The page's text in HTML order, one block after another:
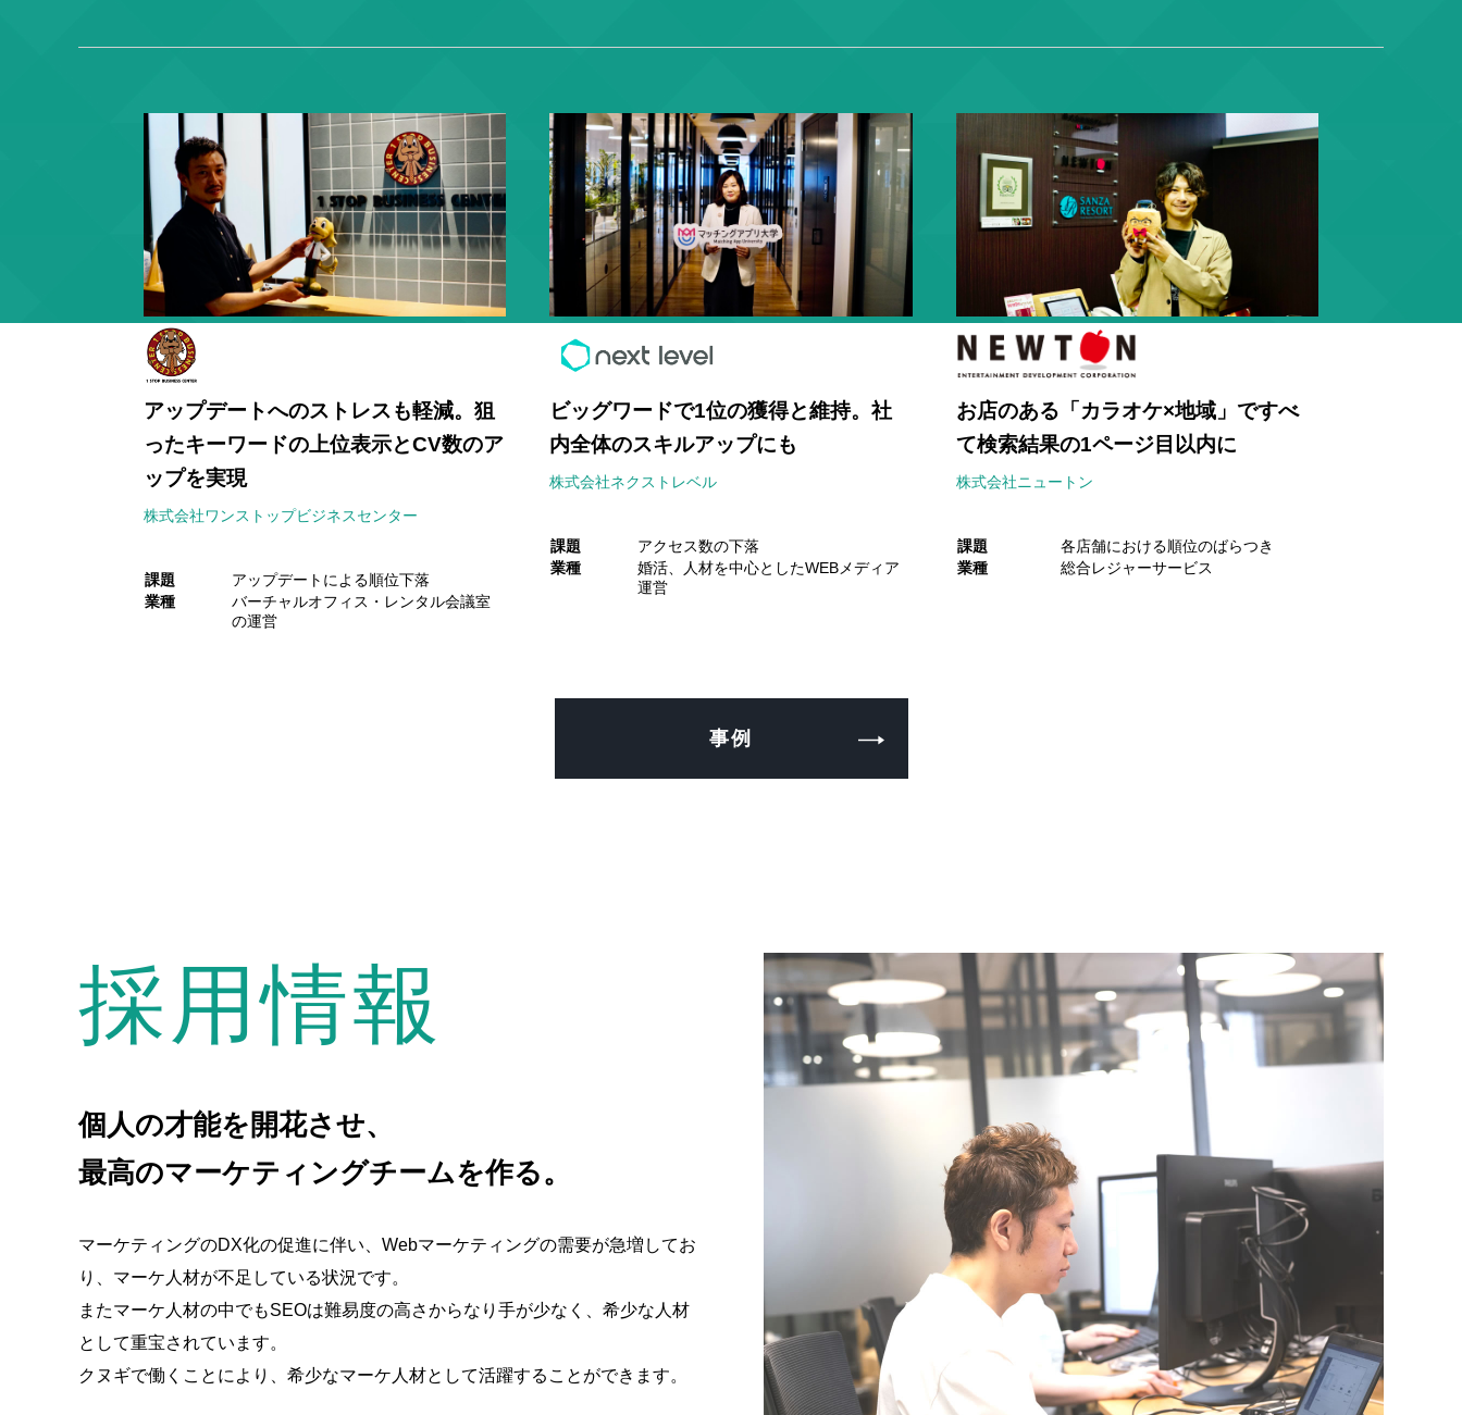
アップデートへのストレスも軽減。狙
ったキーワードの上位表示とCV数のア
ップを実現
株式会社ワンストップビジネスセンター
課題
アップデートによる順位下落
業種
バーチャルオフィス・レンタル会議室
の運営
ビッグワードで1位の獲得と維持。社
内全体のスキルアップにも
株式会社ネクストレベル
課題
アクセス数の下落
業種
婚活、人材を中心としたWEBメディア
運営
お店のある「カラオケ×地域」ですべ
て検索結果の1ページ目以内に
株式会社ニュートン
課題
各店舗における順位のばらつき
業種
総合レジャーサービス
事例
採用情報
個人の才能を開花させ、
最高のマーケティングチームを作る。
マーケティングのDX化の促進に伴い、Webマーケティングの需要が急増してお
り、マーケ人材が不足している状況です。
またマーケ人材の中でもSEOは難易度の高さからなり手が少なく、希少な人材
として重宝されています。
クヌギで働くことにより、希少なマーケ人材として活躍することができます。